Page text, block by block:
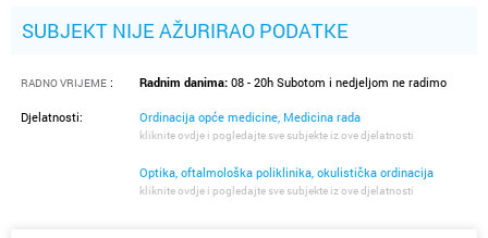
SUBJEKT NIJE AŽURIRAO PODATKE
RADNO VRIJEME: Radnim danima:08 - 20h Subotom i nedjeljom ne radimo
Djelatnosti: Ordinacija opće medicine, Medicina rada
kliknite ovdje i pogledajte sve subjekte iz ove djelatnosti
Optika, oftalmološka poliklinika, okulistička ordinacija
kliknite ovdje i pogledajte sve subjekte iz ove djelatnosti